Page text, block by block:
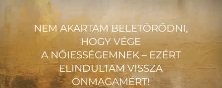
NEM AKARTAM BELETÖRŐDNI,
HOGY VÉGE
A NŐIESSÉGEMNEK – EZÉRT
ELINDULTAM VISSZA
ÖNMAGAMÉRT!